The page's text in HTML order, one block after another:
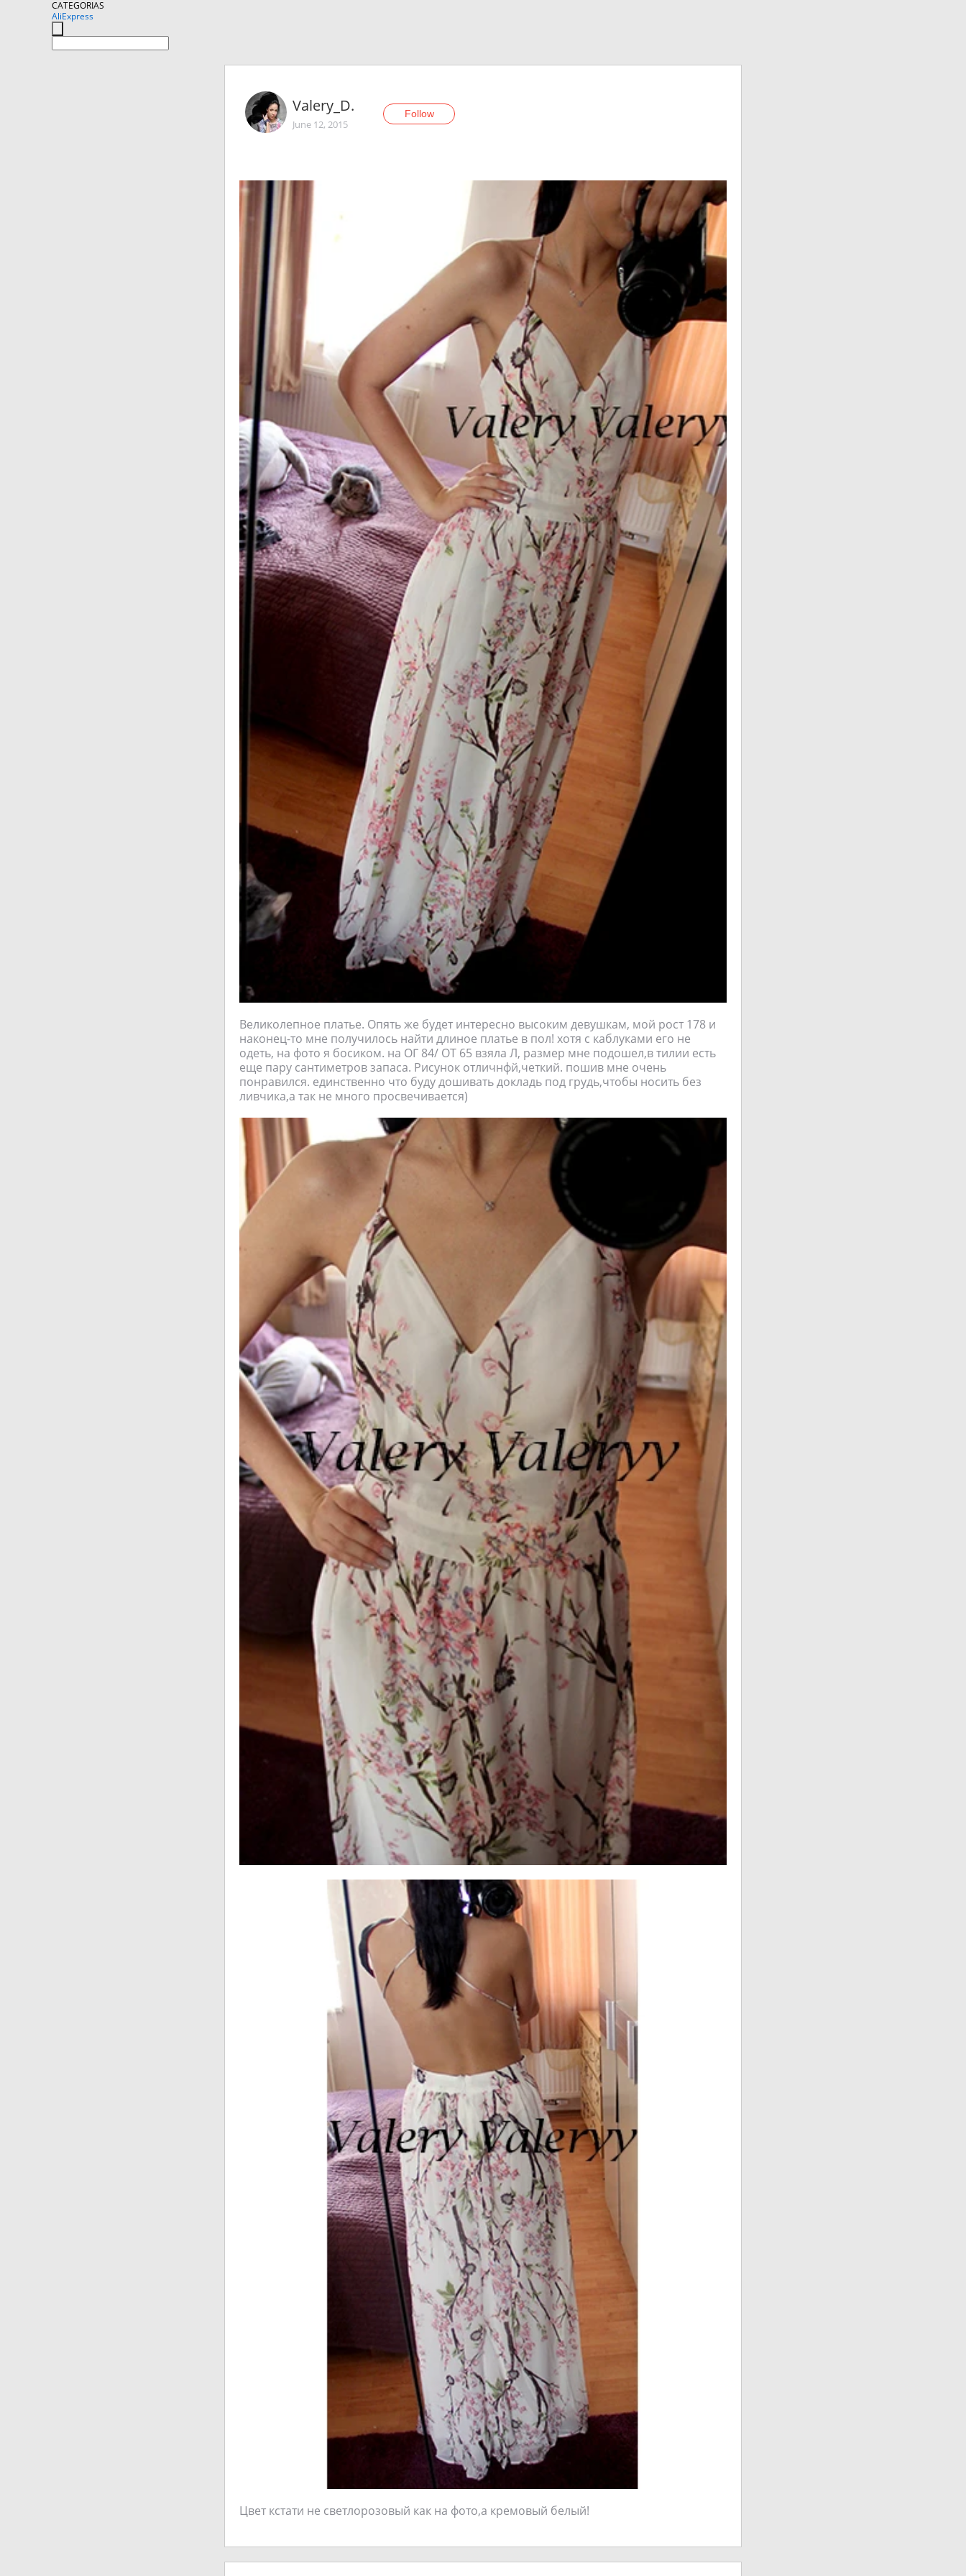
CATEGORIAS
AliExpress
Valery_D.
June 12, 2015
Follow
Великолепное платье. Опять же будет интересно высоким девушкам, мой рост 178 и
наконец-то мне получилось найти длиное платье в пол! хотя с каблуками его не
одеть, на фото я босиком. на ОГ 84/ ОТ 65 взяла Л, размер мне подошел,в тилии есть
еще пару сантиметров запаса. Рисунок отличнфй,четкий. пошив мне очень
понравился. единственно что буду дошивать докладь под грудь,чтобы носить без
ливчика,а так не много просвечивается)
Цвет кстати не светлорозовый как на фото,а кремовый белый!